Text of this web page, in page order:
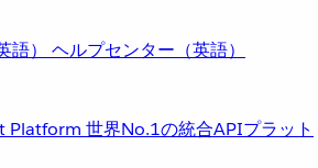
） ヘルプセンター（英語）
Platform 世界No.1の統合APIプラット